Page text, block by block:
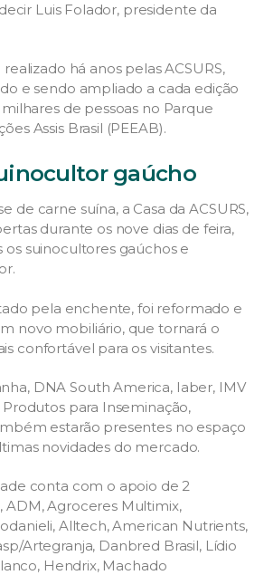
Luis Folador, presidente da
há anos pelas ACSURS,
e sendo ampliado a cada edição
de pessoas no Parque
Assis Brasil (PEEAB).
gaúcho
de carne suína, a Casa da ACSURS,
durante os nove dias de feira,
suinocultores gaúchos e
pela enchente, foi reformado e
novo mobiliário, que tornará o
confortável para os visitantes.
DNA South America, Iaber, IMV
para Inseminação,
estarão presentes no espaço
novidades do mercado.
conta com o apoio de 2
ADM, Agroceres Multimix,
Alltech, American Nutrients,
Artegranja, Danbred Brasil, Lídio
Hendrix, Machado